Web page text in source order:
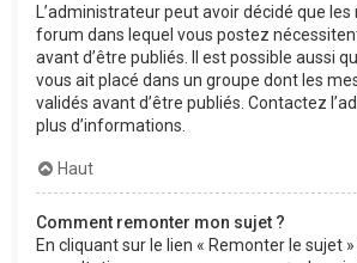
L’administrateur peut avoir décidé que
forum dans lequel vous postez
avant d’être publiés. Il est possible aussi
vous ait placé dans un groupe dont les
validés avant d’être publiés. Contactez
plus d’informations.
Haut
Comment remonter mon sujet ?
En cliquant sur le lien « Remonter le sujet